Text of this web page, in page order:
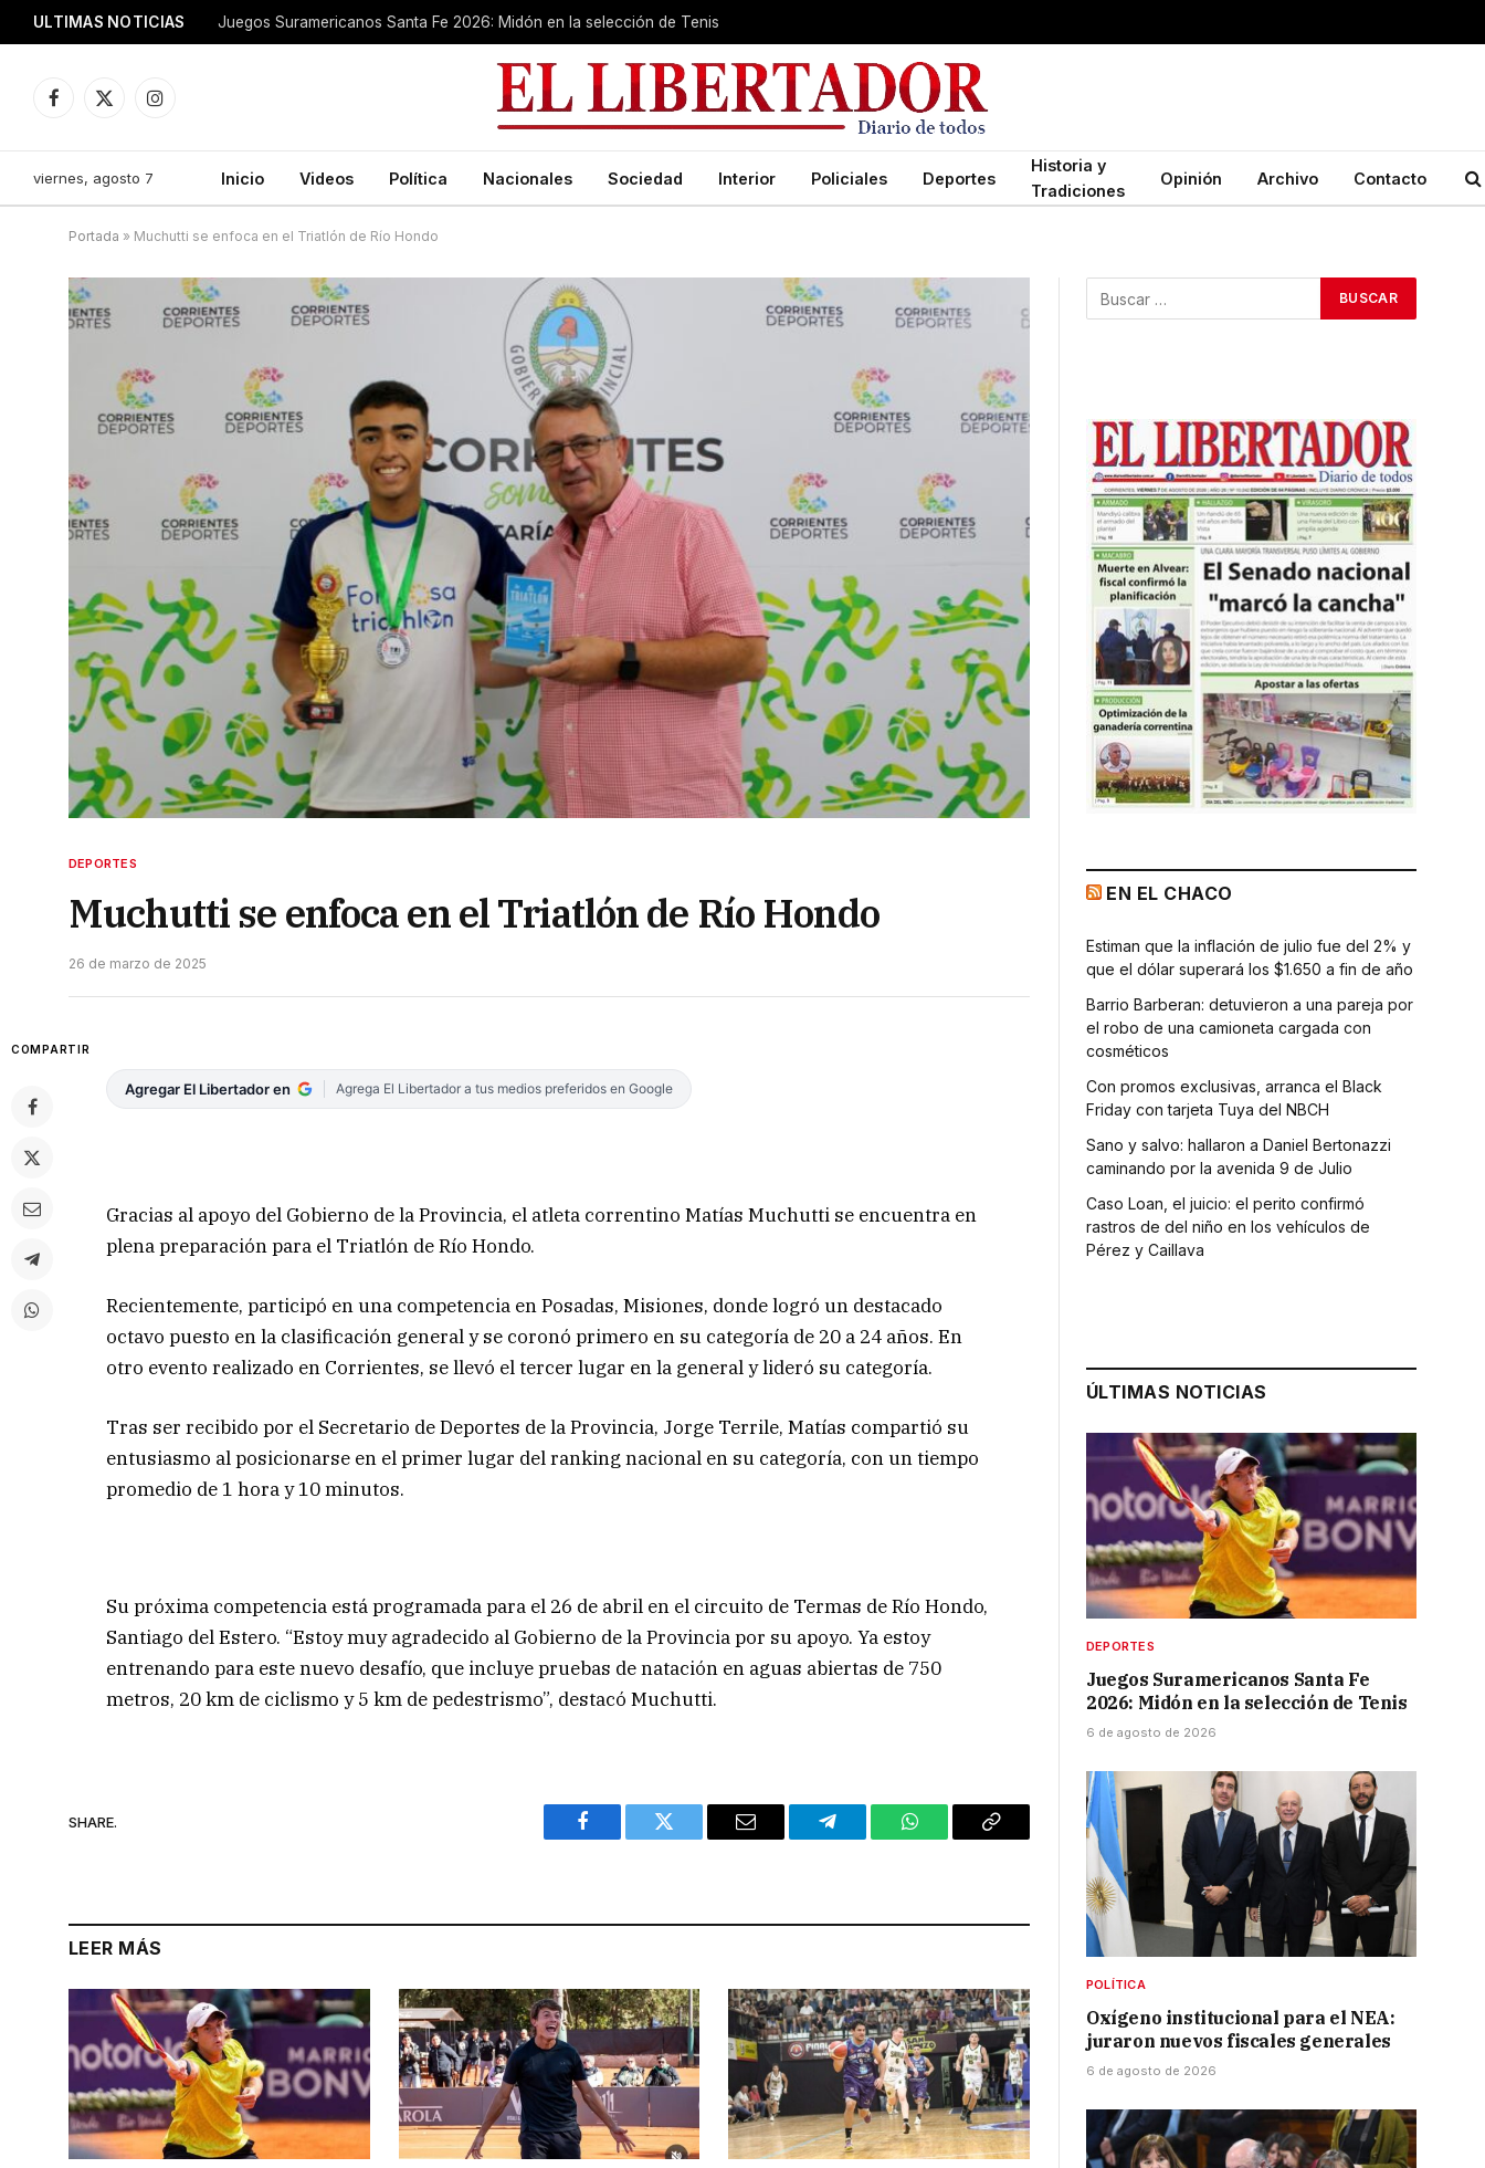
ULTIMAS NOTICIAS Juegos Suramericanos Santa Fe 2026: Midón en la selección de Tenis
Facebook
X
Instagram
viernes, agosto 7 Inicio Videos Política Nacionales Sociedad Interior Policiales Deportes
Historia y
Tradiciones
Opinión Archivo Contacto
Portada » Muchutti se enfoca en el Triatlón de Río Hondo
DEPORTES
Muchutti se enfoca en el Triatlón de Río Hondo
26 de marzo de 2025
COMPARTIR
Agregar El Libertador en Agrega El Libertador a tus medios preferidos en Google
Gracias al apoyo del Gobierno de la Provincia, el atleta correntino Matías Muchutti se encuentra en
plena preparación para el Triatlón de Río Hondo.
Recientemente, participó en una competencia en Posadas, Misiones, donde logró un destacado
octavo puesto en la clasificación general y se coronó primero en su categoría de 20 a 24 años. En
otro evento realizado en Corrientes, se llevó el tercer lugar en la general y lideró su categoría.
Tras ser recibido por el Secretario de Deportes de la Provincia, Jorge Terrile, Matías compartió su
entusiasmo al posicionarse en el primer lugar del ranking nacional en su categoría, con un tiempo
promedio de 1 hora y 10 minutos.
Su próxima competencia está programada para el 26 de abril en el circuito de Termas de Río Hondo,
Santiago del Estero. “Estoy muy agradecido al Gobierno de la Provincia por su apoyo. Ya estoy
entrenando para este nuevo desafío, que incluye pruebas de natación en aguas abiertas de 750
metros, 20 km de ciclismo y 5 km de pedestrismo”, destacó Muchutti.
SHARE.
Facebook Twitter Email Telegram WhatsAppCopy
LEER MÁS
EN EL CHACO
Estiman que la inflación de julio fue del 2% y
que el dólar superará los $1.650 a fin de año
Barrio Barberan: detuvieron a una pareja por
el robo de una camioneta cargada con
cosméticos
Con promos exclusivas, arranca el Black
Friday con tarjeta Tuya del NBCH
Sano y salvo: hallaron a Daniel Bertonazzi
caminando por la avenida 9 de Julio
Caso Loan, el juicio: el perito confirmó
rastros de del niño en los vehículos de
Pérez y Caillava
ÚLTIMAS NOTICIAS
DEPORTES
Juegos Suramericanos Santa Fe
2026: Midón en la selección de Tenis
6 de agosto de 2026
POLÍTICA
Oxígeno institucional para el NEA:
juraron nuevos fiscales generales
6 de agosto de 2026